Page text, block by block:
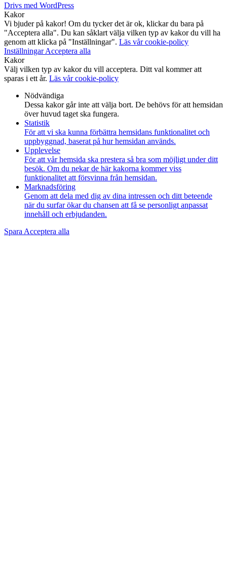
Drivs med WordPress
Kakor
Vi bjuder på kakor! Om du tycker det är ok, klickar du bara på
"Acceptera alla". Du kan såklart välja vilken typ av kakor du vill ha
genom att klicka på "Inställningar". Läs vår cookie-policy
InställningarAcceptera alla
Kakor
Välj vilken typ av kakor du vill acceptera. Ditt val kommer att
sparas i ett år. Läs vår cookie-policy
Nödvändiga
Dessa kakor går inte att välja bort. De behövs för att hemsidan
över huvud taget ska fungera.
Statistik
För att vi ska kunna förbättra hemsidans funktionalitet och
uppbyggnad, baserat på hur hemsidan används.
Upplevelse
För att vår hemsida ska prestera så bra som möjligt under ditt
besök. Om du nekar de här kakorna kommer viss
funktionalitet att försvinna från hemsidan.
Marknadsföring
Genom att dela med dig av dina intressen och ditt beteende
när du surfar ökar du chansen att få se personligt anpassat
innehåll och erbjudanden.
Spara Acceptera alla